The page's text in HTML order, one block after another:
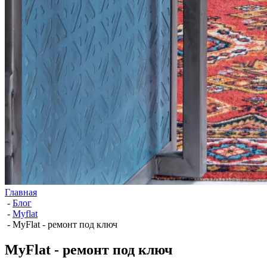
Главная
- Блог
- Myflat
- MyFlat - ремонт под ключ
MyFlat - ремонт под ключ